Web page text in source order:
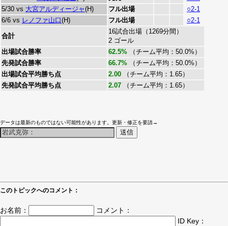
5/30 vs 大宮アルディージャ(H) フル出場
○2-1
6/6 vs レノファ山口(H) フル出場 ○2-1
合計
16試合出場（1269分間）
2 ゴール
出場試合勝率
62.5% （チーム平均：50.0%）
先発試合勝率
66.7% （チーム平均：50.0%）
出場試合平均勝ち点
2.00 （チーム平均：1.65）
先発試合平均勝ち点
2.07 （チーム平均：1.65）
データは最新のものではない可能性があります。更新・修正を要請→
このトピックへのコメント：
お名前：
コメント：
ID Key：